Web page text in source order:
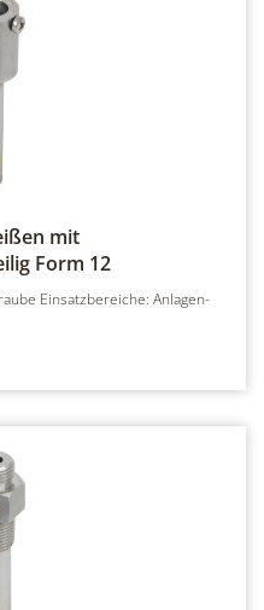
mit
Form 12
Einsatzbereiche: Anlagen-